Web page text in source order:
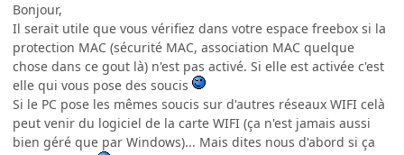
Bonjour,
Il serait utile que vous vérifiez dans votre espace freebox si la
protection MAC (sécurité MAC, association MAC quelque
chose dans ce gout là) n'est pas activé. Si elle est activée c'est
elle qui vous pose des soucis
Si le PC pose les mêmes soucis sur d'autres réseaux WIFI celà
peut venir du logiciel de la carte WIFI (ça n'est jamais aussi
bien géré que par Windows)... Mais dites nous d'abord si ça